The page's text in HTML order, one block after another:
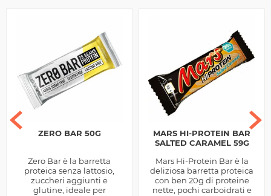
ZERO BAR 50G
Zero Bar è la barretta
proteica senza lattosio,
zuccheri aggiunti e
glutine, ideale per
MARS HI-PROTEIN BAR
SALTED CARAMEL 59G
Mars Hi-Protein Bar è la
deliziosa barretta proteica
con ben 20g di proteine
nette, pochi carboidrati e